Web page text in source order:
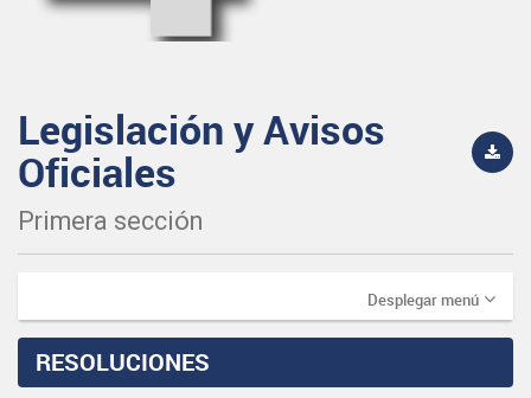
Legislación y Avisos
Oficiales
Primera sección
Desplegar menú
RESOLUCIONES